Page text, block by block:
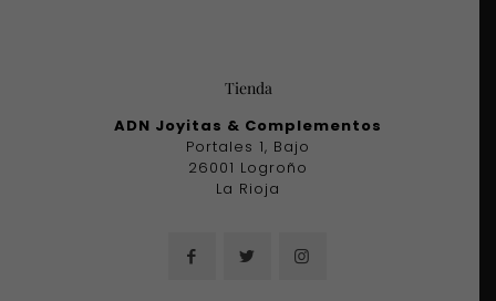
Tienda
ADN Joyitas & Complementos
Portales 1, Bajo
26001 Logroño
La Rioja